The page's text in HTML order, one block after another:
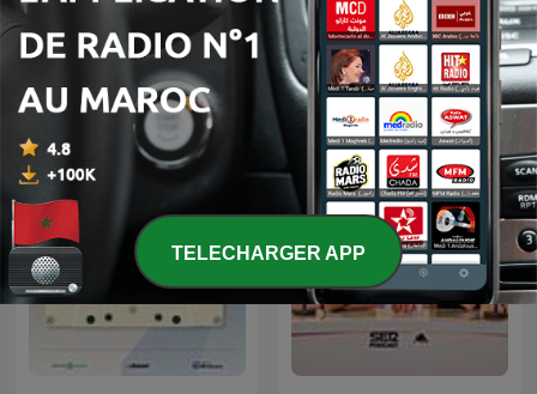
Les Pires Moments de
l'Histoire
La Ruina
TELECHARGER APP